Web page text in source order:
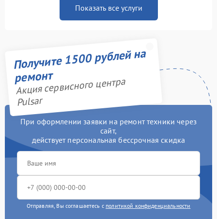
Показать все услуги
Получите 1500 рублей на
ремонт
Акция сервисного центра
Pulsar
При оформлении заявки на ремонт техники через
сайт,
действует персональная бессрочная скидка
Отправляя, Вы соглашаетесь с политикой конфиденциальности